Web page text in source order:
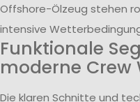
Offshore-Ölzeug stehen
intensive
Funktionale
moderne Crew
Die klaren Schnitte und